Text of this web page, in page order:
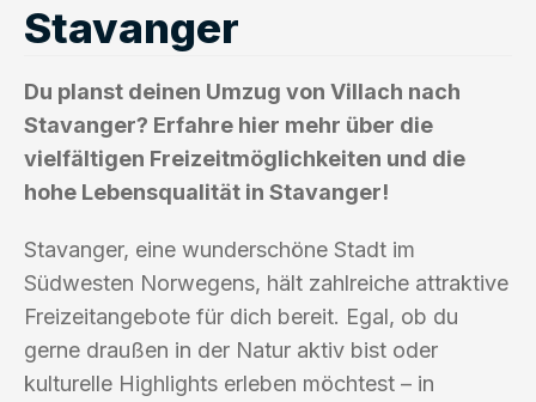
Stavanger
Du planst deinen Umzug von Villach nach
Stavanger? Erfahre hier mehr über die
vielfältigen Freizeitmöglichkeiten und die
hohe Lebensqualität in Stavanger!
Stavanger, eine wunderschöne Stadt im
Südwesten Norwegens, hält zahlreiche attraktive
Freizeitangebote für dich bereit. Egal, ob du
gerne draußen in der Natur aktiv bist oder
kulturelle Highlights erleben möchtest – in